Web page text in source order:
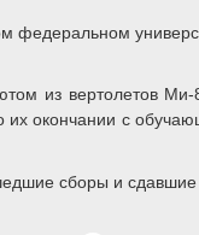
федеральном
из вертолетов Ми-
окончании с
сборы и сдавшие